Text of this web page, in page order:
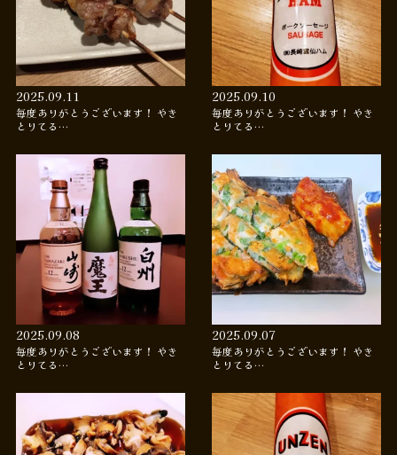
2025.09.11
毎度ありがとうございます！ やき
とりてる…
2025.09.10
毎度ありがとうございます！ やき
とりてる…
2025.09.08
毎度ありがとうございます！ やき
とりてる…
2025.09.07
毎度ありがとうございます！ やき
とりてる…